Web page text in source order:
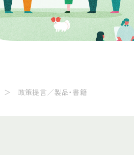
政策提言／製品・書籍